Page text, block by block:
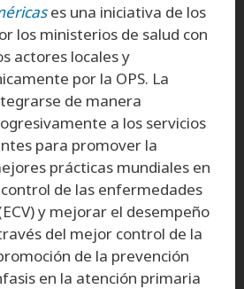
es una iniciativa de los
los ministerios de salud con
actores locales y
por la OPS. La
de manera
a los servicios
para promover la
prácticas mundiales en
de las enfermedades
y mejorar el desempeño
del mejor control de la
de la prevención
en la atención primaria